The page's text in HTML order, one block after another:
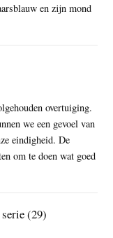
en zijn mond
overtuiging.
we een gevoel van
eindigheid. De
om te doen wat goed
(29)